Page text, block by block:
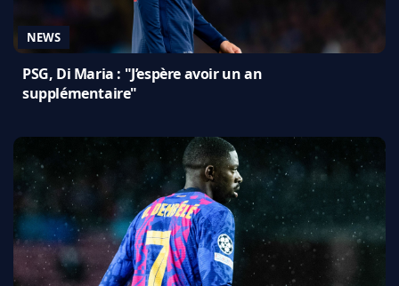
NEWS
PSG, Di Maria : "J’espère avoir un an
supplémentaire"